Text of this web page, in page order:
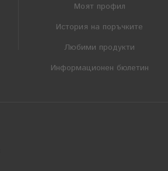
Моят профил
История на поръчките
Любими продукти
Информационен бюлетин